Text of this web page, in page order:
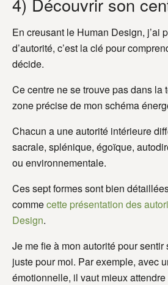
En creusant le Human Design, j’ai
d’autorité, c’est la clé pour
décide.
Ce centre ne se trouve pas dans la
zone précise de mon schéma
Chacun a une autorité intérieure
sacrale, splénique, égoïque,
ou environnementale.
Ces sept formes sont bien
commecette présentation des
Design.
Je me fie à mon autorité pour
juste pour moi. Par exemple, avec
émotionnelle, il vaut mieux attendre